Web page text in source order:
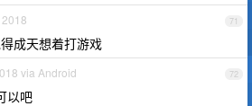
71
成天想着打游戏
72
via Android
以吧